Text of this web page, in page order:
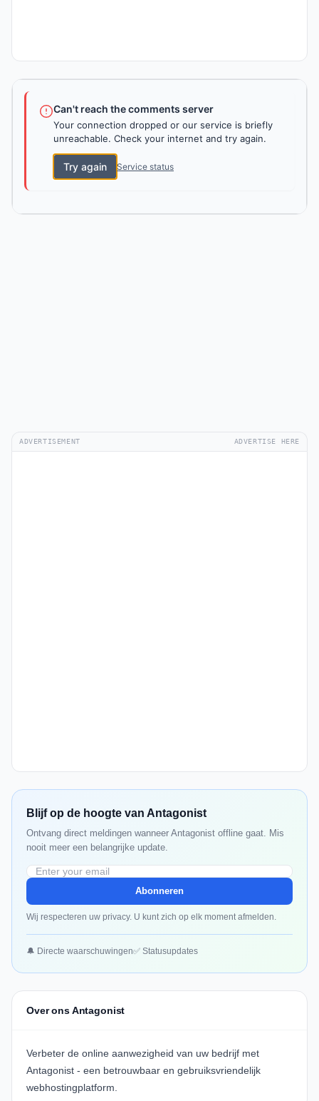
Can't reach the comments server
Your connection dropped or our service is briefly
unreachable. Check your internet and try again.
Try again Service status
ADVERTISEMENT ADVERTISE HERE
Blijf op de hoogte van Antagonist
Ontvang direct meldingen wanneer Antagonist offline gaat. Mis
nooit meer een belangrijke update.
Abonneren
Wij respecteren uw privacy. U kunt zich op elk moment afmelden.
🔔 Directe waarschuwingen✅ Statusupdates
Over ons Antagonist
Verbeter de online aanwezigheid van uw bedrijf met
Antagonist - een betrouwbaar en gebruiksvriendelijk
webhostingplatform.